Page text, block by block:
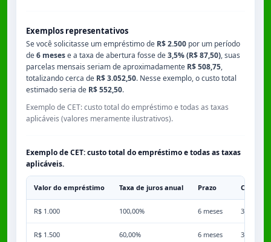
Exemplos representativos
Se você solicitasse um empréstimo de R$ 2.500 por um período
de6 mesese a taxa de abertura fosse de3,5% (R$ 87,50), suas
parcelas mensais seriam de aproximadamente R$ 508,75,
totalizando cerca de R$ 3.052,50. Nesse exemplo, o custo total
estimado seria de R$ 552,50.
Exemplo de CET: custo total do empréstimo e todas as taxas
aplicáveis (valores meramente ilustrativos).
Exemplo de CET: custo total do empréstimo e todas as taxas
aplicáveis.
Valor do empréstimo Taxa de juros anual Prazo
R$ 1.000 100,00% 6 meses 3,50%
R$ 1.500 60,00% 6 meses 3,50%